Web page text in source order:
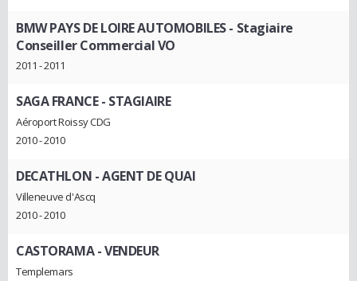
BMW PAYS DE LOIRE AUTOMOBILES- Stagiaire
Conseiller Commercial VO
2011 - 2011
SAGA FRANCE- STAGIAIRE
Aéroport Roissy CDG
2010 - 2010
DECATHLON - AGENT DE QUAI
Villeneuve d'Ascq
2010 - 2010
CASTORAMA- VENDEUR
Templemars